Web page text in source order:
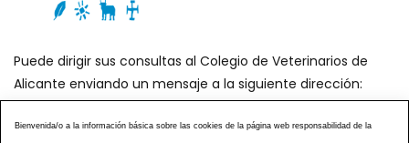
Puede dirigir sus consultas al Colegio de Veterinarios de
Alicante enviando un mensaje a la siguiente dirección:
secretaria@icoval.org
Bienvenida/o a la información básica sobre las cookies de la página web responsabilidad de la